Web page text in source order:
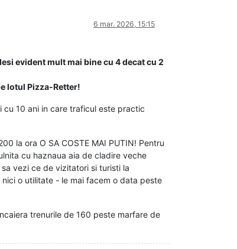
6 mar. 2026, 15:15
evident mult mai bine cu 4 decat cu 2
lotul Pizza-Retter!
cu 10 ani in care traficul este practic
la ora O SA COSTE MAI PUTIN! Pentru
cu haznaua aia de cladire veche
vezi ce de vizitatori si turisti la
o utilitate - le mai facem o data peste
trenurile de 160 peste marfare de